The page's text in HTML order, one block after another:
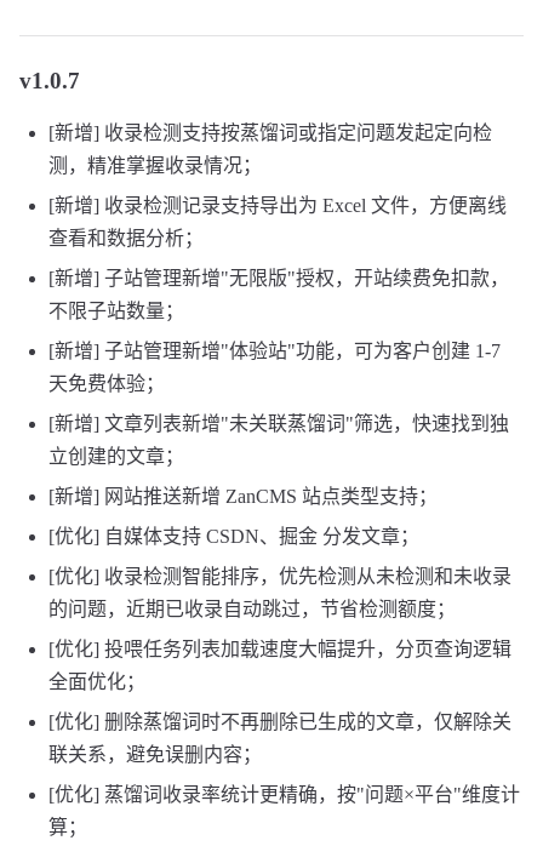
v1.0.7
[新增] 收录检测支持按蒸馏词或指定问题发起定向检
测，精准掌握收录情况；
[新增] 收录检测记录支持导出为 Excel 文件，方便离线
查看和数据分析；
[新增] 子站管理新增"无限版"授权，开站续费免扣款，
不限子站数量；
[新增] 子站管理新增"体验站"功能，可为客户创建 1-7
天免费体验；
[新增] 文章列表新增"未关联蒸馏词"筛选，快速找到独
立创建的文章；
[新增] 网站推送新增 ZanCMS 站点类型支持；
[优化] 自媒体支持 CSDN、掘金 分发文章；
[优化] 收录检测智能排序，优先检测从未检测和未收录
的问题，近期已收录自动跳过，节省检测额度；
[优化] 投喂任务列表加载速度大幅提升，分页查询逻辑
全面优化；
[优化] 删除蒸馏词时不再删除已生成的文章，仅解除关
联关系，避免误删内容；
[优化] 蒸馏词收录率统计更精确，按"问题×平台"维度计
算；